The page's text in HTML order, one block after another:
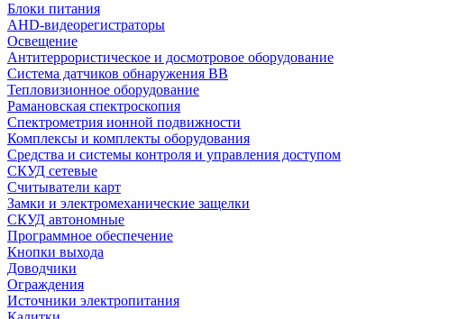
Блоки питания
AHD-видеорегистраторы
Освещение
Антитеррористическое и досмотровое оборудование
Cистема датчиков обнаружения ВВ
Тепловизионное оборудование
Рамановская спектроскопия
Спектрометрия ионной подвижности
Комплексы и комплекты оборудования
Средства и системы контроля и управления доступом
СКУД сетевые
Считыватели карт
Замки и электромеханические защелки
СКУД автономные
Программное обеспечение
Кнопки выхода
Доводчики
Ограждения
Источники электропитания